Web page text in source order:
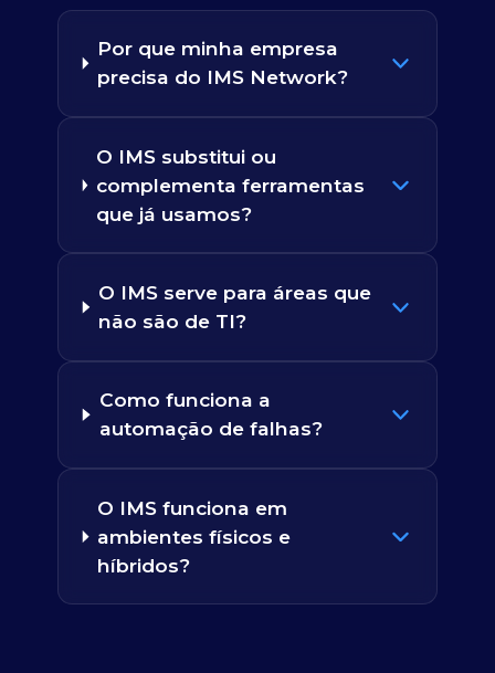
Por que minha empresa
precisa do IMS Network?
O IMS substitui ou
complementa ferramentas
que já usamos?
O IMS serve para áreas que
não são de TI?
Como funciona a
automação de falhas?
O IMS funciona em
ambientes físicos e
híbridos?